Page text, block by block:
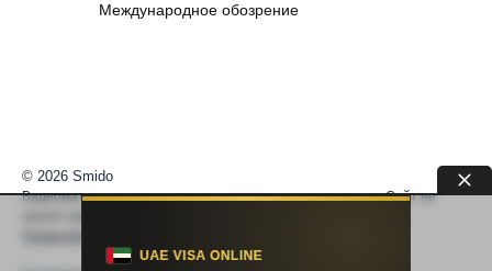
Международное обозрение
© 2026 Smido
Видеоматериалы встраиваются из открытых источников. Сайт не